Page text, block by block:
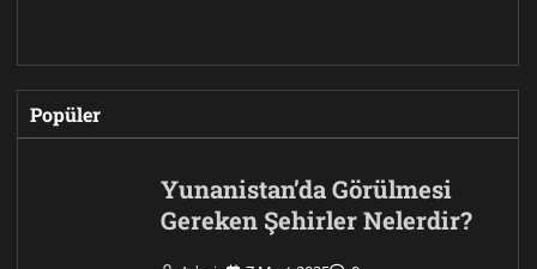
Popüler
Yunanistan’da Görülmesi
Gereken Şehirler Nelerdir?